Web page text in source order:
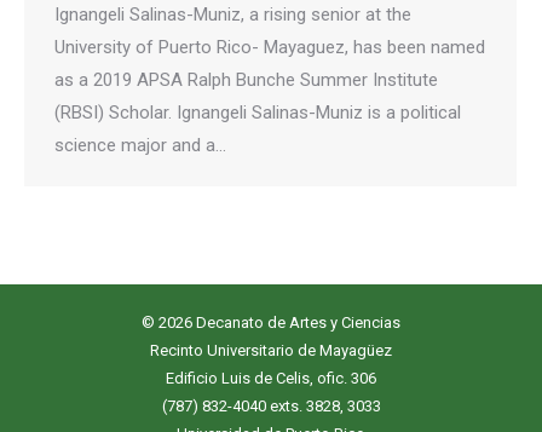
Ignangeli Salinas-Muniz, a rising senior at the
University of Puerto Rico- Mayaguez, has been named
as a 2019 APSA Ralph Bunche Summer Institute
(RBSI) Scholar. Ignangeli Salinas-Muniz is a political
science major and a…
© 2026 Decanato de Artes y Ciencias
Recinto Universitario de Mayagüez
Edificio Luis de Celis, ofic. 306
(787) 832-4040 exts. 3828, 3033